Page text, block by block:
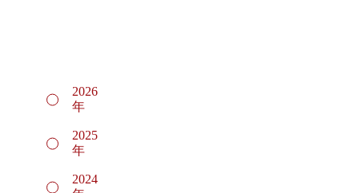
2026
年
2025
年
2024